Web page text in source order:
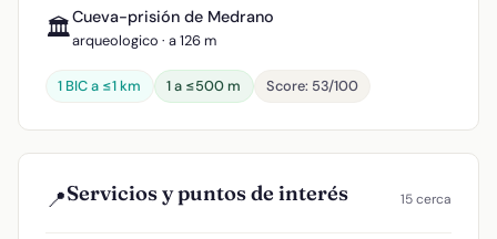
🏛️Cueva-prisión de Medrano
arqueologico · a 126 m
1 BIC a ≤1 km 1 a ≤500 m Score: 53/100
📍Servicios y puntos de interés 15 cerca